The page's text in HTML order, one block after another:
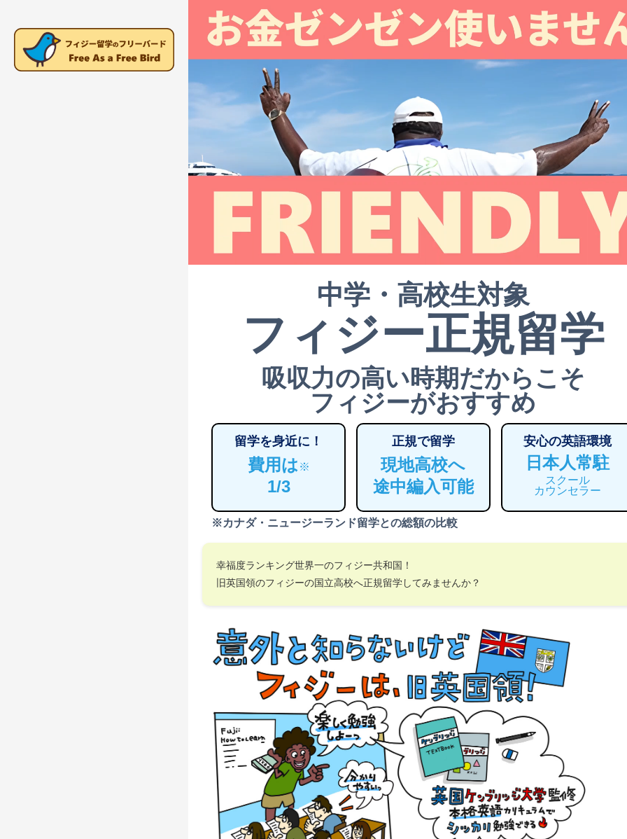
中学・高校生対象
フィジー正規留学
吸収力の高い時期だからこそ
フィジーがおすすめ
留学を身近に！
費用は※
1/3
正規で留学
現地高校へ
途中編入可能
安心の英語環境
日本人常駐
スクール
カウンセラー
※カナダ・ニュージーランド留学との総額の比較
幸福度ランキング世界一のフィジー共和国！
旧英国領のフィジーの国立高校へ正規留学してみませんか？